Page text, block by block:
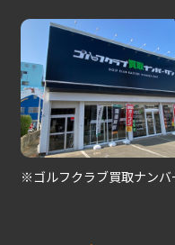
※ゴルフクラブ買取ナンバ